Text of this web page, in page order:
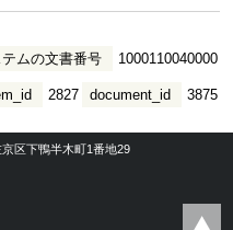
ムの文書番号 1000110040000
document_id 3875
2827
区下鴨半木町1番地29